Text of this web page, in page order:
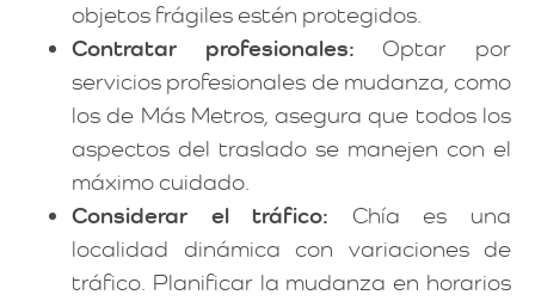
objetos frágiles estén protegidos.
Contratar profesionales: Optar por
servicios profesionales de mudanza, como
los de Más Metros, asegura que todos los
aspectos del traslado se manejen con el
máximo cuidado.
Considerar el tráfico: Chía es una
localidad dinámica con variaciones de
tráfico. Planificar la mudanza en horarios